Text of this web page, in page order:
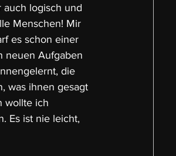
logisch und
Menschen! Mir
es schon einer
neuen Aufgaben
die
was ihnen gesagt
wollte ich
Es ist nie leicht,